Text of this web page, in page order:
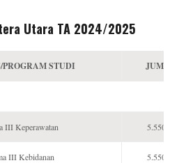
Utara TA 2024/2025
PROGRAM STUDI
III Keperawatan
III Kebidanan